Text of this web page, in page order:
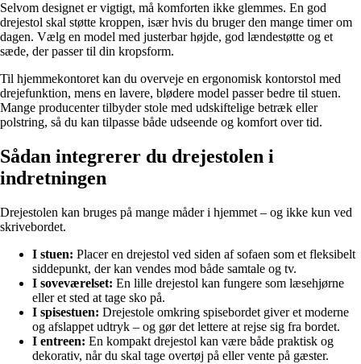
Selvom designet er vigtigt, må komforten ikke glemmes. En god
drejestol skal støtte kroppen, især hvis du bruger den mange timer om
dagen. Vælg en model med justerbar højde, god lændestøtte og et
sæde, der passer til din kropsform.
Til hjemmekontoret kan du overveje en ergonomisk kontorstol med
drejefunktion, mens en lavere, blødere model passer bedre til stuen.
Mange producenter tilbyder stole med udskiftelige betræk eller
polstring, så du kan tilpasse både udseende og komfort over tid.
Sådan integrerer du drejestolen i
indretningen
Drejestolen kan bruges på mange måder i hjemmet – og ikke kun ved
skrivebordet.
I stuen: Placer en drejestol ved siden af sofaen som et fleksibelt
siddepunkt, der kan vendes mod både samtale og tv.
I soveværelset: En lille drejestol kan fungere som læsehjørne
eller et sted at tage sko på.
I spisestuen: Drejestole omkring spisebordet giver et moderne
og afslappet udtryk – og gør det lettere at rejse sig fra bordet.
I entreen: En kompakt drejestol kan være både praktisk og
dekorativ, når du skal tage overtøj på eller vente på gæster.